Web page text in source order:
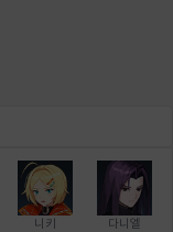
니키 다니엘